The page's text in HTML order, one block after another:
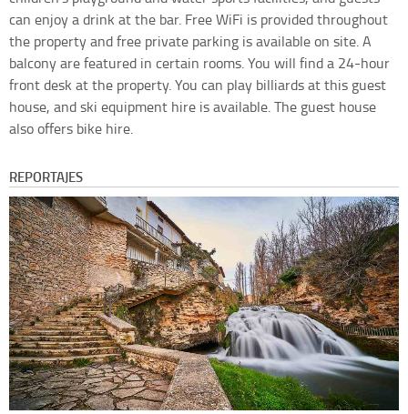
can enjoy a drink at the bar. Free WiFi is provided throughout
the property and free private parking is available on site. A
balcony are featured in certain rooms. You will find a 24-hour
front desk at the property. You can play billiards at this guest
house, and ski equipment hire is available. The guest house
also offers bike hire.
REPORTAJES